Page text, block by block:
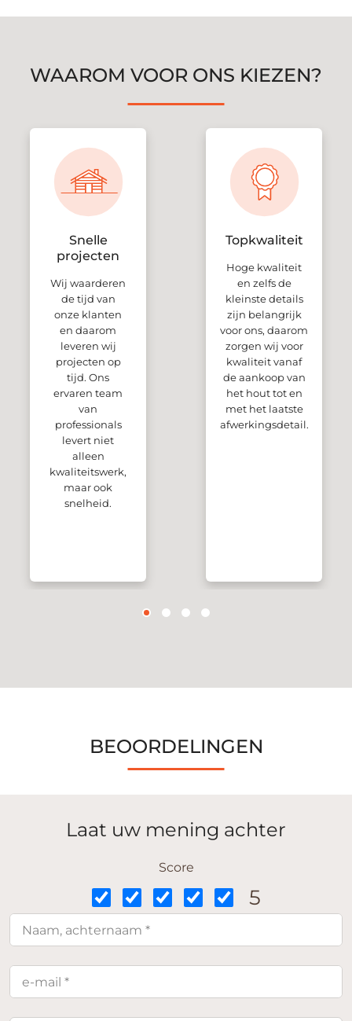
WAAROM VOOR ONS KIEZEN?
Snelle
projecten
Wij waarderen
de tijd van
onze klanten
en daarom
leveren wij
projecten op
tijd. Ons
ervaren team
van
professionals
levert niet
alleen
kwaliteitswerk,
maar ook
snelheid.
Topkwaliteit
Hoge kwaliteit
en zelfs de
kleinste details
zijn belangrijk
voor ons, daarom
zorgen wij voor
kwaliteit vanaf
de aankoop van
het hout tot en
met het laatste
afwerkingsdetail.
BEOORDELINGEN
Laat uw mening achter
Score
5